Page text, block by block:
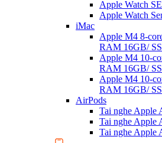
Apple Watch SE
Apple Watch
iMac
Apple M4 8-
RAM 16GB/
Apple M4 10-
RAM 16GB/
Apple M4 10-
RAM 16GB/
AirPods
Tai nghe Apple
Tai nghe Apple
Tai nghe Apple